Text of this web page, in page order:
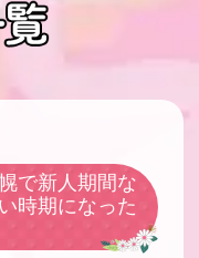
で新人期間な
時期になった